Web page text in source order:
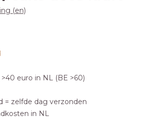
(en)
euro in NL (BE >60)
= zelfde dag verzonden
in NL